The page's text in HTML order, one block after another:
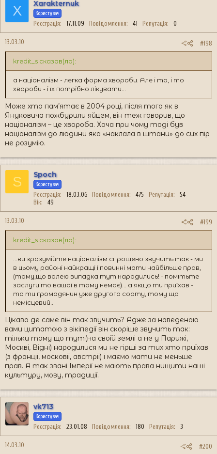
X Xarakternuk
Користувач
Реєстрація 17.11.09 Повідомлення 41 Репутація 0
13.03.10 #198
kredit_s сказав(ла):
а націоналізм - легка форма хвороби. Але і то, і то
хвороби - і їх потрібно лікувати...
Може хто пам’ятає в 2004 році, після того як в
Януковича пожбурили яйцем, він теж говорив, що
націоналізм – це хвороба. Хоча при чому тоді був
націоналізм до людини яка «наклала в штани» до сих пір
не розумію.
S Spoch
Користувач
Реєстрація 18.03.06 Повідомлення 475 Репутація
54
Вік
49
13.03.10 #199
kredit_s сказав(ла):
...ви зрозумійте націоналізм спрощено звучить так - ми
в цьому районі найкращі і повинні мати найбільше прав,
(тому,що волею випадка тут народились! - помітьте
заслуги то вашої в тому немає)... а якщо ти приїхав -
то ти громадянин уже другого сорту, тому що
немісцевий...
Цікаво де саме він так звучить? Адже за наведеною
вами цитатою з вікіпедії він скоріше звучить так:
тільки тому що тут(на своїй землі а не у Парижі,
Москві, Відні) народилися ми не гірші за тих хто приїхав
(з франції, московії, австрії) і маємо мати не меньше
прав. А так звані Імперії не мають права нищити наші
культуру, мову, традиції.
vk713
Користувач
Реєстрація 23.01.08 Повідомлення 180 Репутація 3
14.03.10 #200